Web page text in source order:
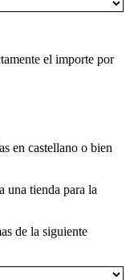
el importe por
en castellano o bien
una tienda para la
de la siguiente